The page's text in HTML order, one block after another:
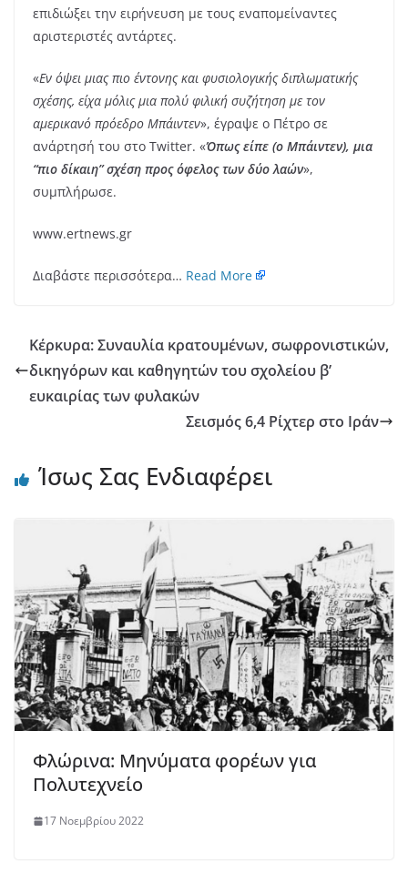
επιδιώξει την ειρήνευση με τους εναπομείναντες
αριστεριστές αντάρτες.
«Εν όψει μιας πιο έντονης και φυσιολογικής διπλωματικής
σχέσης, είχα μόλις μια πολύ φιλική συζήτηση με τον
αμερικανό πρόεδρο Μπάιντεν», έγραψε ο Πέτρο σε
ανάρτησή του στο Twitter. «Όπως είπε (ο Μπάιντεν), μια
“πιο δίκαιη” σχέση προς όφελος των δύο λαών»,
συμπλήρωσε.
www.ertnews.gr
Διαβάστε περισσότερα… Read More
Κέρκυρα: Συναυλία κρατουμένων, σωφρονιστικών,
δικηγόρων και καθηγητών του σχολείου β’
ευκαιρίας των φυλακών
Σεισμός 6,4 Ρίχτερ στο Ιράν
Ίσως Σας Ενδιαφέρει
Φλώρινα: Μηνύματα φορέων για
Πολυτεχνείο
17 Νοεμβρίου 2022